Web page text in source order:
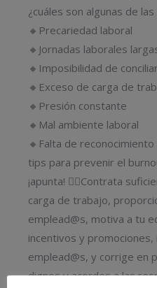
¿cuáles son algunas de
🔸Precariedad laboral
🔸Jornadas laborales
🔸Imposibilidad de
🔸Exceso de carga de
🔸Presión constante
🔸Mal ambiente laboral
🔸Falta de
tips para prevenir el
¡apunta! ✍🏼Contrata
carga de trabajo,
emplead@s, motiva a tu
incentivos y
emplead@s, y corrige en
dignos y acordes a las